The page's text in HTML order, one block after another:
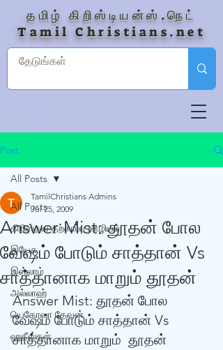
தமிழ் கிறிஸ்டியன்ஸ்.நெட்
Tamil Christians.net
Post
All Posts
கிறிஸ்தவ தற்காப்பு ஊழியம்
இயேசு
இஸ்லாம்
அல்லாஹ்
யெகோவா தேவன்
ஹதீஸ்கள்
All Posts
Answer Mist: தூதன் போல
வேஷம் போடும் சாத்தான் Vs
சாத்தானாக மாறும் தூதன்
TamilChristians Admins
Jul 25, 2009
Answer Mist: தூதன் போல
வேஷம் போடும் சாத்தான் Vs
சாத்தானாக மாறும்  தூதன்